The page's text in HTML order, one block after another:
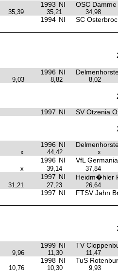
1993 NI OSC Damme
35,39 35,21 34,98
1994 NI SC
1996 NI
9,03 8,82 8,02
1997 NI SV Otzenia
1996 NI
x 44,42 x
1996 NI VfL
x 39,14 37,84
1997 NI Heidm�hler
31,21 27,23 26,64
1997 NI FTSV Jahn
1999 NI TV
9,96 11,30 11,47
1998 NI TuS
10,76 10,30 9,93